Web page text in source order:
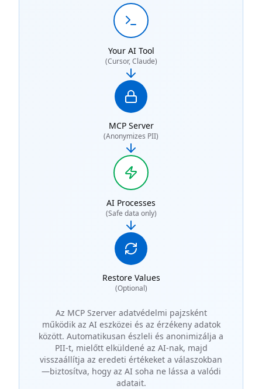
Your AI Tool
(Cursor, Claude)
MCP Server
(Anonymizes PII)
AI Processes
(Safe data only)
Restore Values
(Optional)
Az MCP Szerver adatvédelmi pajzsként
működik az AI eszközei és az érzékeny adatok
között. Automatikusan észleli és anonimizálja a
PII-t, mielőtt elküldené az AI-nak, majd
visszaállítja az eredeti értékeket a válaszokban
—biztosítva, hogy az AI soha ne lássa a valódi
adatait.